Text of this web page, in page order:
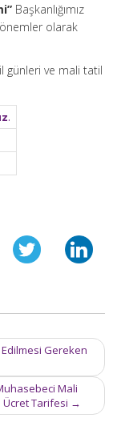
Başkanlığımız
olarak
günleri ve mali tatil
.
Edilmesi Gereken
Mali
Tarifesi →